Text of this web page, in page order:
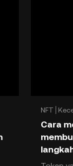
NFT
Cara